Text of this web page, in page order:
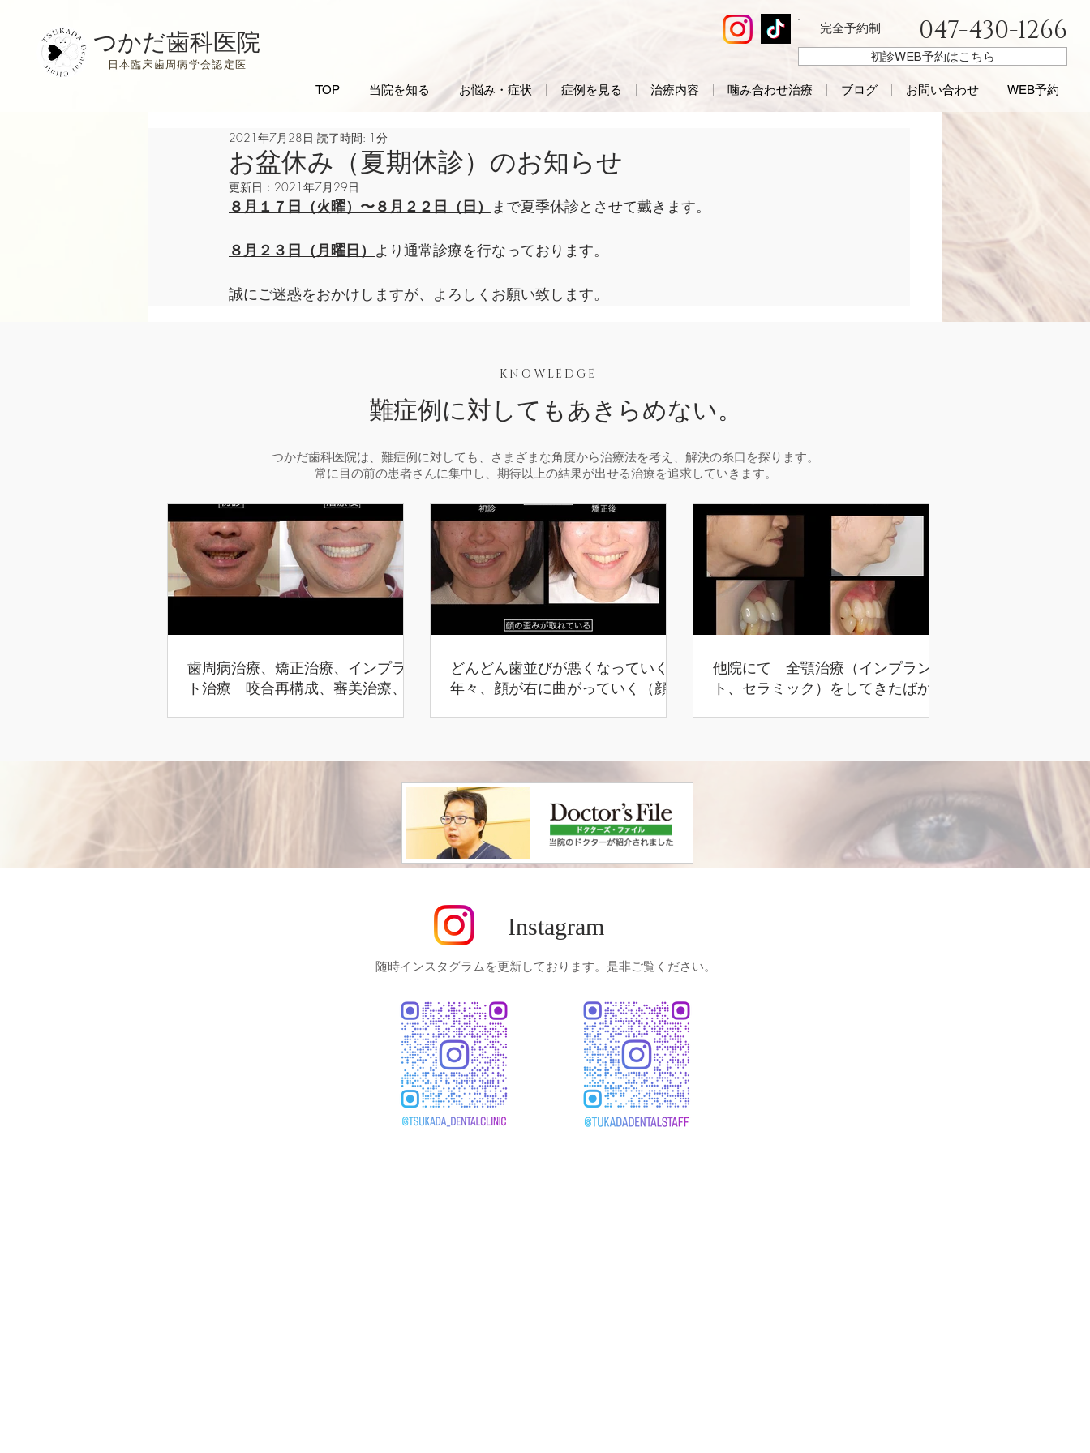
日本臨床歯周病学会認定医
つかだ歯科医院 完全予約制 047-430-1266
初診WEB予約はこちら
TOP 当院を知る お悩み・症状 症例を見る 治療内容 噛み合わせ治療 ブログ お問い合わせ WEB予約
お盆休み（夏期休診）のお知らせ
2021年7月28日 読了時間: 1分
更新日： 2021年7月29日
８月１７日（火曜）〜８月２２日（日） まで夏季休診とさせて戴きます。
８月２３日（月曜日） より通常診療を行なっております。
誠にご迷惑をおかけしますが、よろしくお願い致します。
KNOWLEDGE
難症例に対してもあきらめない。
つかだ歯科医院は、難症例に対しても、さまざまな角度から治療法を考え、解決の糸口を探ります。
常に目の前の患者さんに集中し、期待以上の結果が出せる治療を追求していきます。
歯周病治療、矯正治療、インプラン
ト治療 咬合再構成、審美治療、咬
どんどん歯並びが悪くなっていく
年々、顔が右に曲がっていく（顔の
他院にて 全顎治療（インプラン
ト、セラミック）をしてきたばかり
Instagram
随時インスタグラムを更新しております。是非ご覧ください。